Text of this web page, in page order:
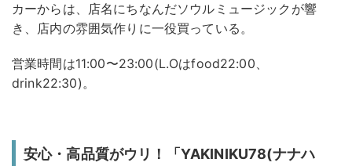
カーからは、店名にちなんだソウルミュージックが響
き、店内の雰囲気作りに一役買っている。
営業時間は11:00〜23:00(L.Oはfood22:00、
drink22:30)。
安心・高品質がウリ！「YAKINIKU78(ナナハ